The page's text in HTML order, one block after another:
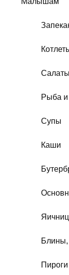
Салаты
Рыба и
Супы
Каши
Блины,